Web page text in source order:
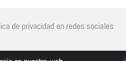
de privacidad en redes sociales